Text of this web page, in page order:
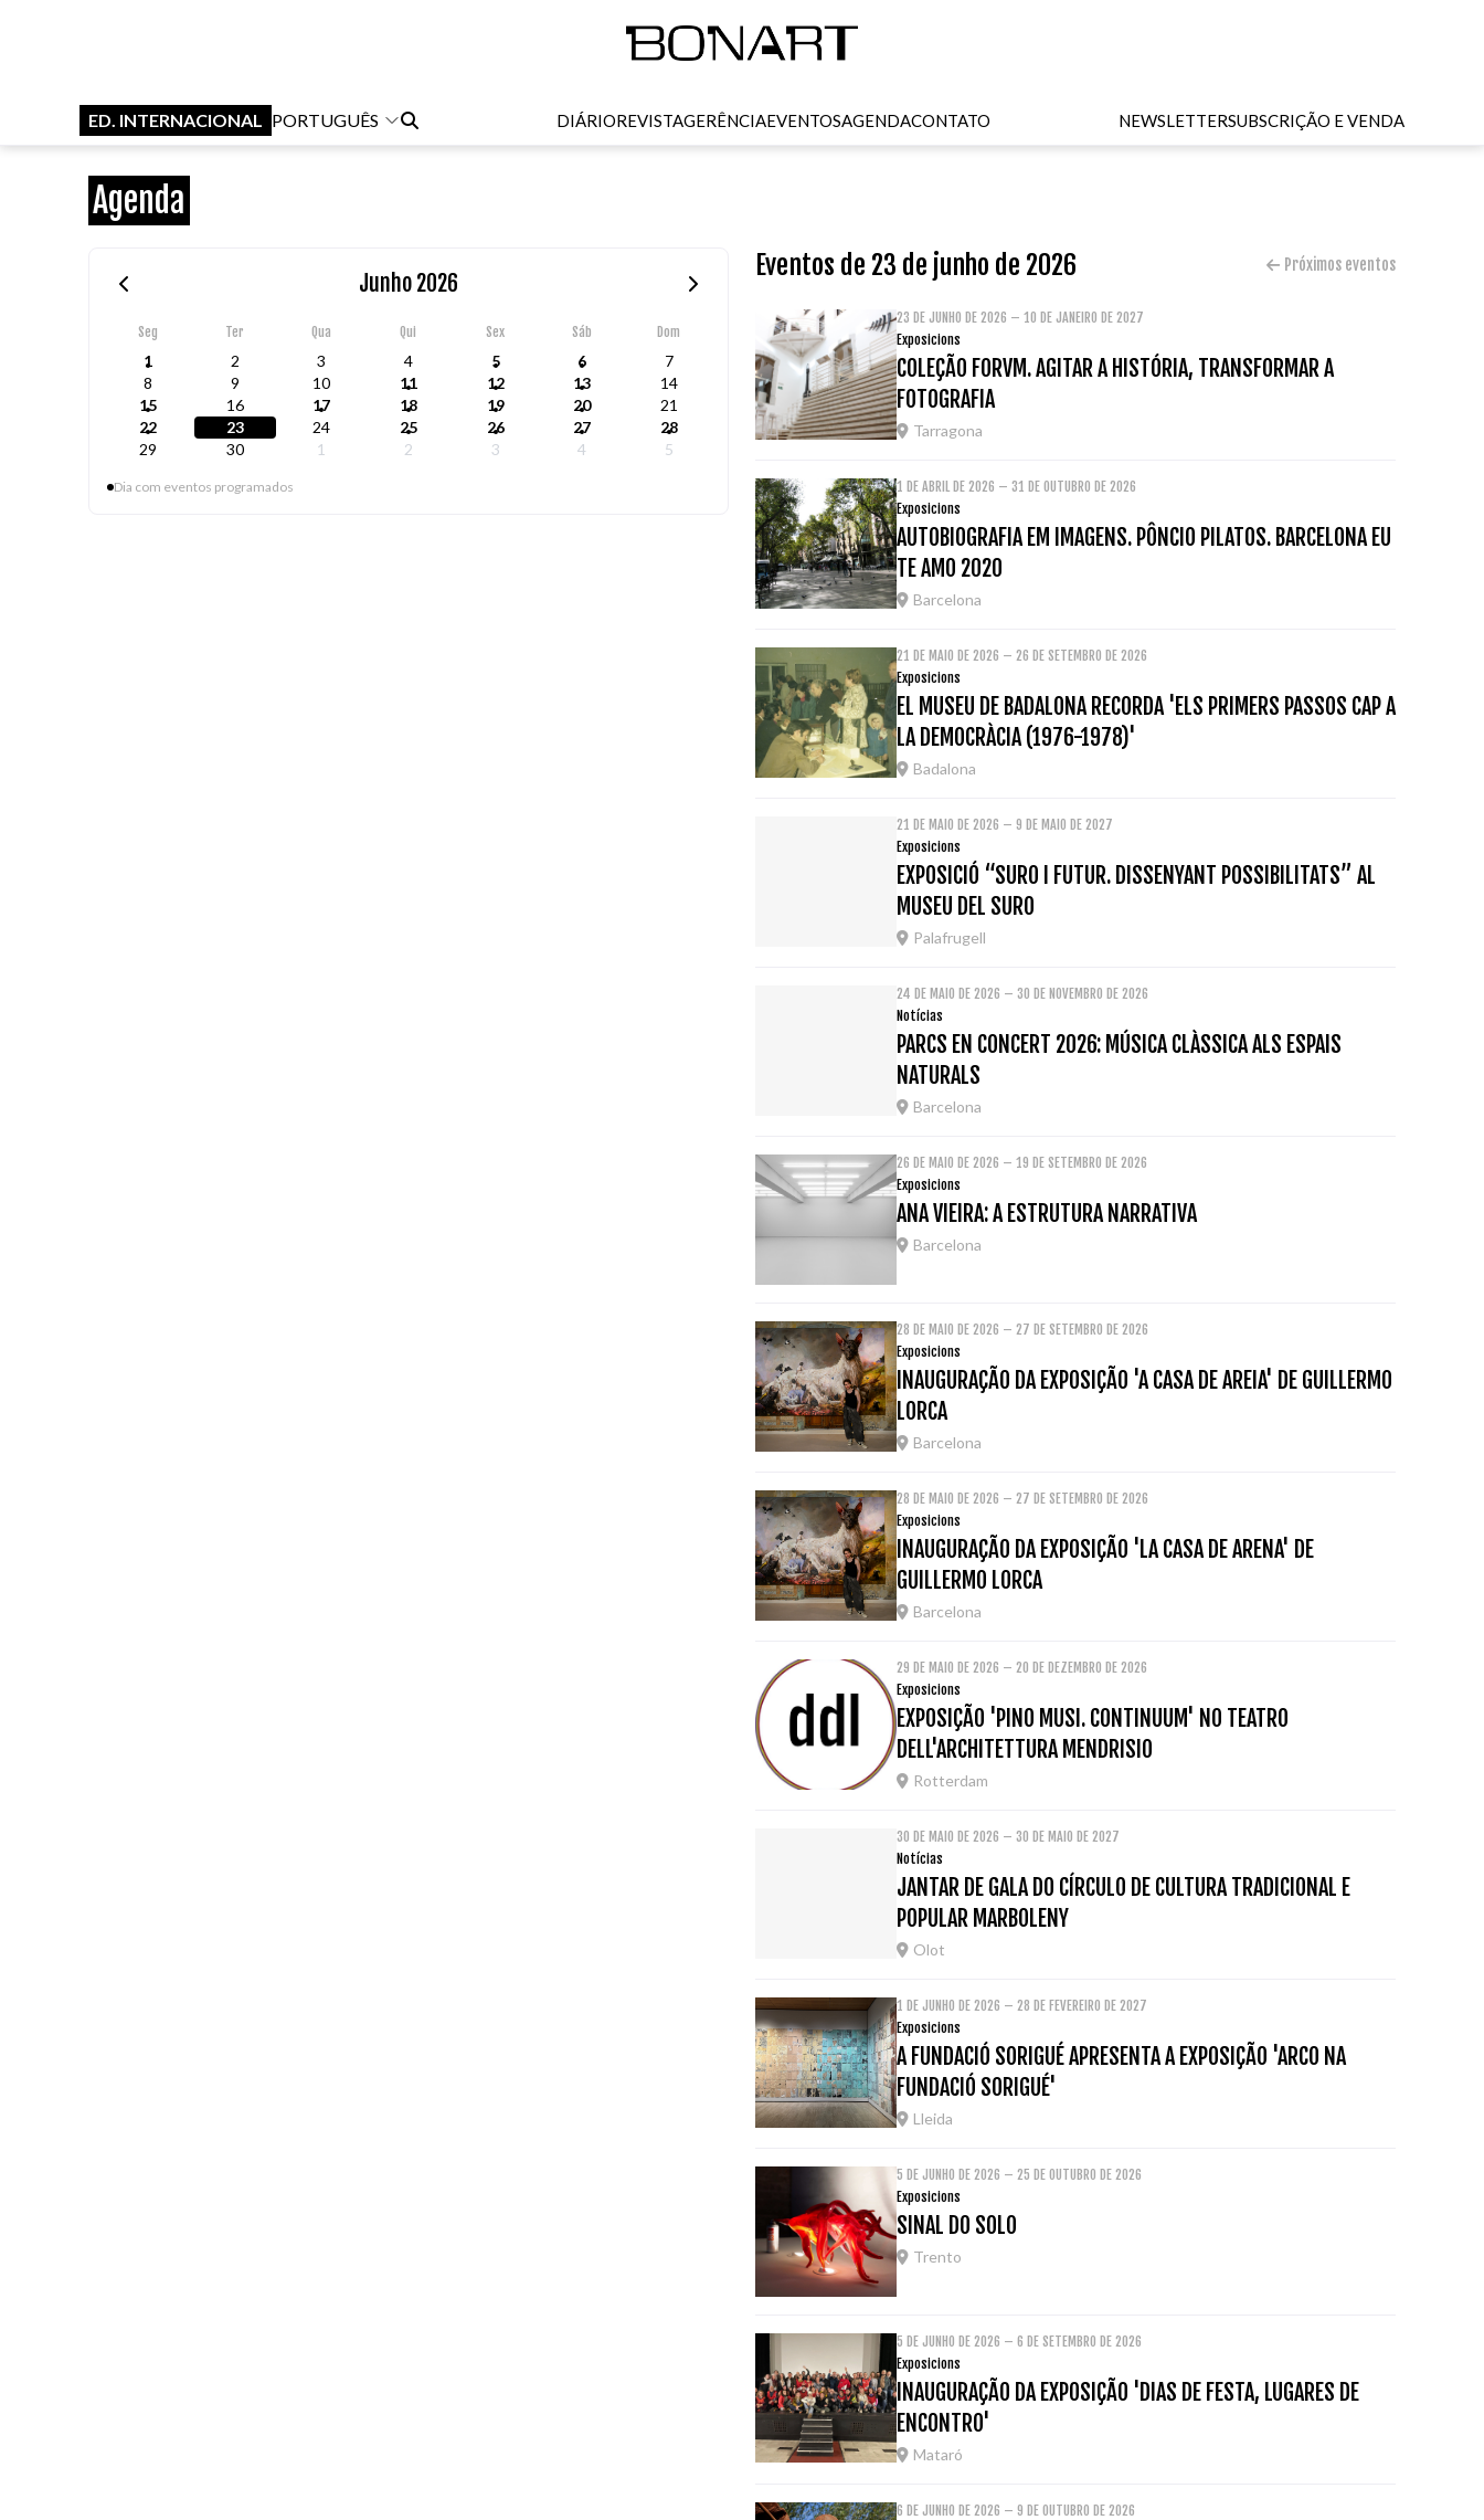
ED. INTERNACIONAL PORTUGUÊS DIÁRIOREVISTAGERÊNCIAEVENTOSAGENDACONTATO NEWSLETTERSUBSCRIÇÃO E VENDA
Agenda
Junho 2026
Seg Ter Qua Qui Sex Sáb Dom
1 2 3 4 5 6
7
8
9 10 11 12 13
14
15
16 17 18 19 20
21
22
23 24 25 26 27
28
29
30 1 2 3 4 5
Dia com eventos programados
Eventos de 23 de junho de 2026 Próximos eventos
23 DE JUNHO DE 2026 – 10 DE JANEIRO DE 2027
Exposicions
COLEÇÃO FORVM. AGITAR A HISTÓRIA, TRANSFORMAR A
FOTOGRAFIA
Tarragona
1 DE ABRIL DE 2026 – 31 DE OUTUBRO DE 2026
Exposicions
AUTOBIOGRAFIA EM IMAGENS. PÔNCIO PILATOS. BARCELONA EU
TE AMO 2020
Barcelona
21 DE MAIO DE 2026 – 26 DE SETEMBRO DE 2026
Exposicions
EL MUSEU DE BADALONA RECORDA 'ELS PRIMERS PASSOS CAP A
LA DEMOCRÀCIA (1976-1978)'
Badalona
21 DE MAIO DE 2026 – 9 DE MAIO DE 2027
Exposicions
EXPOSICIÓ “SURO I FUTUR. DISSENYANT POSSIBILITATS” AL
MUSEU DEL SURO
Palafrugell
24 DE MAIO DE 2026 – 30 DE NOVEMBRO DE 2026
Notícias
PARCS EN CONCERT 2026: MÚSICA CLÀSSICA ALS ESPAIS
NATURALS
Barcelona
26 DE MAIO DE 2026 – 19 DE SETEMBRO DE 2026
Exposicions
ANA VIEIRA: A ESTRUTURA NARRATIVA
Barcelona
28 DE MAIO DE 2026 – 27 DE SETEMBRO DE 2026
Exposicions
INAUGURAÇÃO DA EXPOSIÇÃO 'A CASA DE AREIA' DE GUILLERMO
LORCA
Barcelona
28 DE MAIO DE 2026 – 27 DE SETEMBRO DE 2026
Exposicions
INAUGURAÇÃO DA EXPOSIÇÃO 'LA CASA DE ARENA' DE
GUILLERMO LORCA
Barcelona
29 DE MAIO DE 2026 – 20 DE DEZEMBRO DE 2026
Exposicions
EXPOSIÇÃO 'PINO MUSI. CONTINUUM' NO TEATRO
DELL'ARCHITETTURA MENDRISIO
Rotterdam
30 DE MAIO DE 2026 – 30 DE MAIO DE 2027
Notícias
JANTAR DE GALA DO CÍRCULO DE CULTURA TRADICIONAL E
POPULAR MARBOLENY
Olot
1 DE JUNHO DE 2026 – 28 DE FEVEREIRO DE 2027
Exposicions
A FUNDACIÓ SORIGUÉ APRESENTA A EXPOSIÇÃO 'ARCO NA
FUNDACIÓ SORIGUÉ'
Lleida
5 DE JUNHO DE 2026 – 25 DE OUTUBRO DE 2026
Exposicions
SINAL DO SOLO
Trento
5 DE JUNHO DE 2026 – 6 DE SETEMBRO DE 2026
Exposicions
INAUGURAÇÃO DA EXPOSIÇÃO 'DIAS DE FESTA, LUGARES DE
ENCONTRO'
Mataró
6 DE JUNHO DE 2026 – 9 DE OUTUBRO DE 2026